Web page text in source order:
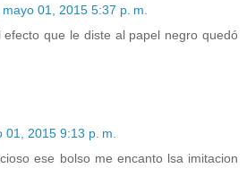
mayo 01, 2015 5:37 p. m.
efecto que le diste al papel negro quedó
01, 2015 9:13 p. m.
ese bolso me encanto lsa imitacion